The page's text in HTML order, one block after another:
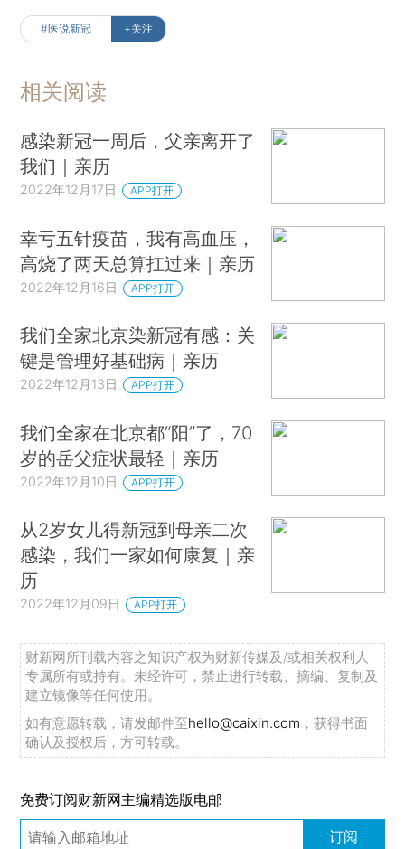
#医说新冠 +关注
相关阅读
感染新冠一周后，父亲离开了
我们｜亲历
2022年12月17日 APP打开
幸亏五针疫苗，我有高血压，
高烧了两天总算扛过来｜亲历
2022年12月16日 APP打开
我们全家北京染新冠有感：关
键是管理好基础病｜亲历
2022年12月13日 APP打开
我们全家在北京都“阳”了，70
岁的岳父症状最轻｜亲历
2022年12月10日 APP打开
从2岁女儿得新冠到母亲二次
感染，我们一家如何康复｜亲
历
2022年12月09日 APP打开
财新网所刊载内容之知识产权为财新传媒及/或相关权利人
专属所有或持有。未经许可，禁止进行转载、摘编、复制及
建立镜像等任何使用。
如有意愿转载，请发邮件至hello@caixin.com ，获得书面
确认及授权后，方可转载。
免费订阅财新网主编精选版电邮
订阅